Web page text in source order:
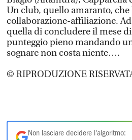
Un club, quello amaranto,
collaborazione-affiliazione.
quella di concludere il mese
punteggio pieno mandando
sognare non costa niente….
© RIPRODUZIONE
Non lasciare decidere l'algoritmo: